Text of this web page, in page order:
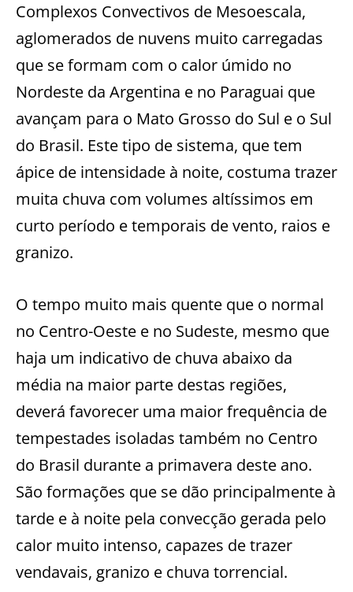
Complexos Convectivos de Mesoescala,
aglomerados de nuvens muito carregadas
que se formam com o calor úmido no
Nordeste da Argentina e no Paraguai que
avançam para o Mato Grosso do Sul e o Sul
do Brasil. Este tipo de sistema, que tem
ápice de intensidade à noite, costuma trazer
muita chuva com volumes altíssimos em
curto período e temporais de vento, raios e
granizo.
O tempo muito mais quente que o normal
no Centro-Oeste e no Sudeste, mesmo que
haja um indicativo de chuva abaixo da
média na maior parte destas regiões,
deverá favorecer uma maior frequência de
tempestades isoladas também no Centro
do Brasil durante a primavera deste ano.
São formações que se dão principalmente à
tarde e à noite pela convecção gerada pelo
calor muito intenso, capazes de trazer
vendavais, granizo e chuva torrencial.